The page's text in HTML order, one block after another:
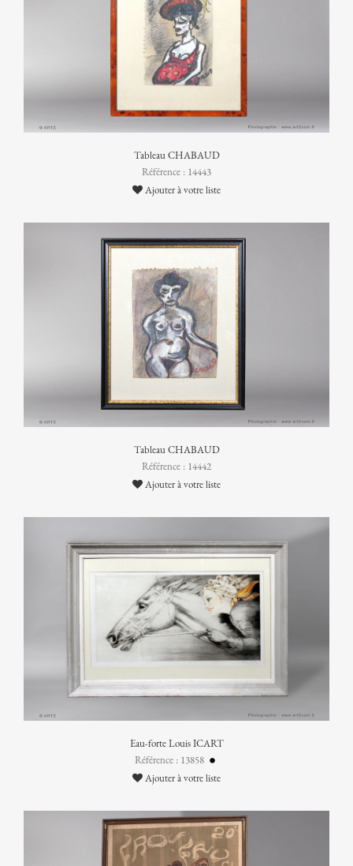
Tableau CHABAUD
Référence : 14443
Ajouter à votre liste
Tableau CHABAUD
Référence : 14442
Ajouter à votre liste
Eau-forte Louis ICART
Référence : 13858
Ajouter à votre liste